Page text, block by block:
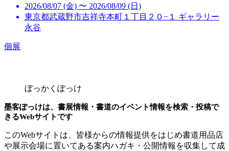
2026/08/07 (金) 〜 2026/08/09 (日)
東京都武蔵野市吉祥寺本町１丁目２０−１ ギャラリー
永谷
個展
ぼっかくぽっけ
墨客ぽっけは、書展情報・書道のイベント情報を検索・投稿で
きるWebサイトです
このWebサイトは、皆様からの情報提供をはじめ書道用品店
や展示会場に置いてある案内ハガキ・公開情報を収集して成